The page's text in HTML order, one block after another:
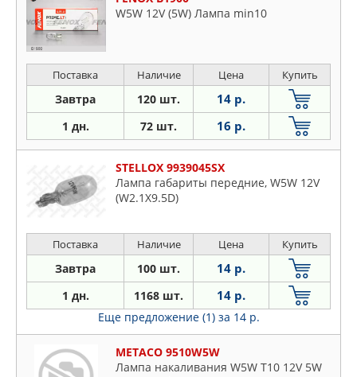
W5W 12V (5W) Лампа min10
Поставка Наличие Цена Купить
Завтра 120 шт. 14 р.
1 дн. 72 шт. 16 р.
STELLOX 9939045SX
Лампа габариты передние, W5W 12V
(W2.1X9.5D)
Поставка Наличие Цена Купить
Завтра 100 шт. 14 р.
1 дн. 1168 шт. 14 р.
Еще предложение (1) за 14 р.
METACO 9510W5W
Лампа накаливания W5W T10 12V 5W